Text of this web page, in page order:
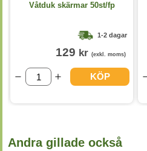
Våtduk skärmar 50st/fp
1-2 dagar
129 kr (exkl. moms)
KÖP
Andra gillade också